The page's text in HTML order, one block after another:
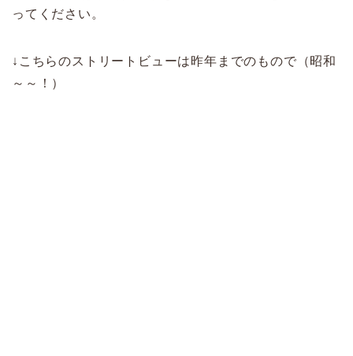
ってください。
↓こちらのストリートビューは昨年までのもので（昭和
～～！）